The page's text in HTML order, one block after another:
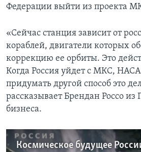
Федерации выйти из проекта
«Сейчас станция зависит от
кораблей, двигатели которых
коррекцию ее орбиты. Это
Когда Россия уйдет с МКС,
придумать другой способ это
рассказывает Брендан Россо
бизнеса.
Космическое будущее